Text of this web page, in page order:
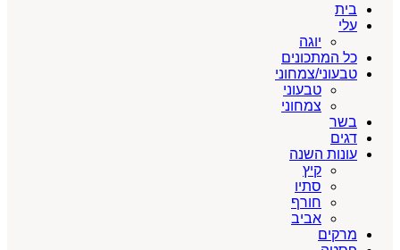
בית
עלי
יוגה
כל המתכונים
טבעוני/צמחוני
טבעוני
צמחוני
בשר
דגים
עונות השנה
קיץ
סתיו
חורף
אביב
מרקים